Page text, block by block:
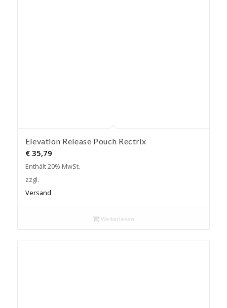
Elevation Release Pouch Rectrix
€35,79
Enthält 20% MwSt.
zzgl.
Versand
Weiterlesen